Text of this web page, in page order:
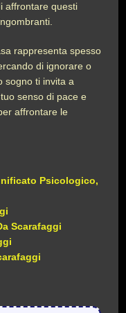
affrontare questi
rappresenta spesso
di ignorare o
sogno ti invita a
senso di pace e
affrontare le
Psicologico,
Scarafaggi